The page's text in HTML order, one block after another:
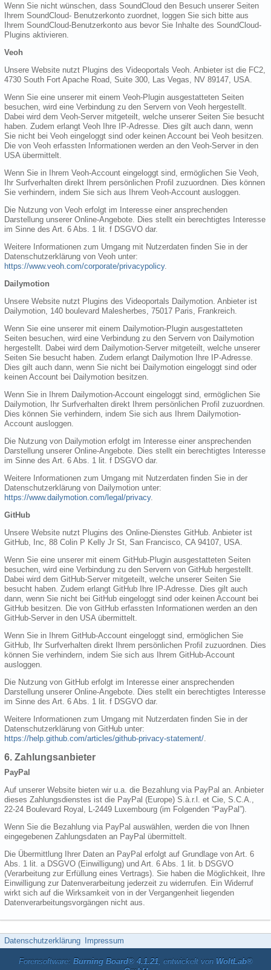
Wenn Sie nicht wünschen, dass SoundCloud den Besuch unserer Seiten
Ihrem SoundCloud- Benutzerkonto zuordnet, loggen Sie sich bitte aus
Ihrem SoundCloud-Benutzerkonto aus bevor Sie Inhalte des SoundCloud-
Plugins aktivieren.
Veoh
Unsere Website nutzt Plugins des Videoportals Veoh. Anbieter ist die FC2,
4730 South Fort Apache Road, Suite 300, Las Vegas, NV 89147, USA.
Wenn Sie eine unserer mit einem Veoh-Plugin ausgestatteten Seiten
besuchen, wird eine Verbindung zu den Servern von Veoh hergestellt.
Dabei wird dem Veoh-Server mitgeteilt, welche unserer Seiten Sie besucht
haben. Zudem erlangt Veoh Ihre IP-Adresse. Dies gilt auch dann, wenn
Sie nicht bei Veoh eingeloggt sind oder keinen Account bei Veoh besitzen.
Die von Veoh erfassten Informationen werden an den Veoh-Server in den
USA übermittelt.
Wenn Sie in Ihrem Veoh-Account eingeloggt sind, ermöglichen Sie Veoh,
Ihr Surfverhalten direkt Ihrem persönlichen Profil zuzuordnen. Dies können
Sie verhindern, indem Sie sich aus Ihrem Veoh-Account ausloggen.
Die Nutzung von Veoh erfolgt im Interesse einer ansprechenden
Darstellung unserer Online-Angebote. Dies stellt ein berechtigtes Interesse
im Sinne des Art. 6 Abs. 1 lit. f DSGVO dar.
Weitere Informationen zum Umgang mit Nutzerdaten finden Sie in der
Datenschutzerklärung von Veoh unter:
https://www.veoh.com/corporate/privacypolicy.
Dailymotion
Unsere Website nutzt Plugins des Videoportals Dailymotion. Anbieter ist
Dailymotion, 140 boulevard Malesherbes, 75017 Paris, Frankreich.
Wenn Sie eine unserer mit einem Dailymotion-Plugin ausgestatteten
Seiten besuchen, wird eine Verbindung zu den Servern von Dailymotion
hergestellt. Dabei wird dem Dailymotion-Server mitgeteilt, welche unserer
Seiten Sie besucht haben. Zudem erlangt Dailymotion Ihre IP-Adresse.
Dies gilt auch dann, wenn Sie nicht bei Dailymotion eingeloggt sind oder
keinen Account bei Dailymotion besitzen.
Wenn Sie in Ihrem Dailymotion-Account eingeloggt sind, ermöglichen Sie
Dailymotion, Ihr Surfverhalten direkt Ihrem persönlichen Profil zuzuordnen.
Dies können Sie verhindern, indem Sie sich aus Ihrem Dailymotion-
Account ausloggen.
Die Nutzung von Dailymotion erfolgt im Interesse einer ansprechenden
Darstellung unserer Online-Angebote. Dies stellt ein berechtigtes Interesse
im Sinne des Art. 6 Abs. 1 lit. f DSGVO dar.
Weitere Informationen zum Umgang mit Nutzerdaten finden Sie in der
Datenschutzerklärung von Dailymotion unter:
https://www.dailymotion.com/legal/privacy.
GitHub
Unsere Website nutzt Plugins des Online-Dienstes GitHub. Anbieter ist
GitHub, Inc, 88 Colin P Kelly Jr St, San Francisco, CA 94107, USA.
Wenn Sie eine unserer mit einem GitHub-Plugin ausgestatteten Seiten
besuchen, wird eine Verbindung zu den Servern von GitHub hergestellt.
Dabei wird dem GitHub-Server mitgeteilt, welche unserer Seiten Sie
besucht haben. Zudem erlangt GitHub Ihre IP-Adresse. Dies gilt auch
dann, wenn Sie nicht bei GitHub eingeloggt sind oder keinen Account bei
GitHub besitzen. Die von GitHub erfassten Informationen werden an den
GitHub-Server in den USA übermittelt.
Wenn Sie in Ihrem GitHub-Account eingeloggt sind, ermöglichen Sie
GitHub, Ihr Surfverhalten direkt Ihrem persönlichen Profil zuzuordnen. Dies
können Sie verhindern, indem Sie sich aus Ihrem GitHub-Account
ausloggen.
Die Nutzung von GitHub erfolgt im Interesse einer ansprechenden
Darstellung unserer Online-Angebote. Dies stellt ein berechtigtes Interesse
im Sinne des Art. 6 Abs. 1 lit. f DSGVO dar.
Weitere Informationen zum Umgang mit Nutzerdaten finden Sie in der
Datenschutzerklärung von GitHub unter:
https://help.github.com/articles/github-privacy-statement/
6. Zahlungsanbieter
PayPal
Auf unserer Website bieten wir u.a. die Bezahlung via PayPal an. Anbieter
dieses Zahlungsdienstes ist die PayPal (Europe) S.à.r.l. et Cie, S.C.A.,
22-24 Boulevard Royal, L-2449 Luxembourg (im Folgenden “PayPal”).
Wenn Sie die Bezahlung via PayPal auswählen, werden die von Ihnen
eingegebenen Zahlungsdaten an PayPal übermittelt.
Die Übermittlung Ihrer Daten an PayPal erfolgt auf Grundlage von Art. 6
Abs. 1 lit. a DSGVO (Einwilligung) und Art. 6 Abs. 1 lit. b DSGVO
(Verarbeitung zur Erfüllung eines Vertrags). Sie haben die Möglichkeit, Ihre
Einwilligung zur Datenverarbeitung jederzeit zu widerrufen. Ein Widerruf
wirkt sich auf die Wirksamkeit von in der Vergangenheit liegenden
Datenverarbeitungsvorgängen nicht aus.
Datenschutzerklärung Impressum
Forensoftware: Burning Board® 4.1.21, entwickelt von WoltLab®